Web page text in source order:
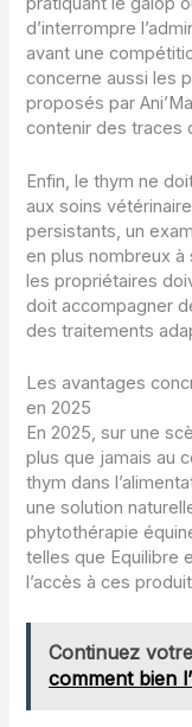
d’interrompre
avant une
concerne aussi les
proposés par
contenir des traces
Enfin, le thym ne
aux soins
persistants, un
en plus nombreux à
les propriétaires
doit accompagner
des traitements
Les avantages
en 2025
En 2025, sur une
plus que jamais au
thym dans
une solution
phytothérapie
telles que Equilibre
l’accès à ces
Continuez
comment bien